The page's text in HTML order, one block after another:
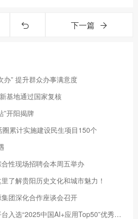
下一篇
办” 提升群众办事满意度
基地通过国家复核
”开阳揭牌
累计实施建设民生项目150个
性现场招聘会本周五举办
了解贵阳历史文化和城市魅力！
团深化合作座谈会召开
贵阳高新区一企业平台入选“2025中国AI+应用Top50”优秀案例